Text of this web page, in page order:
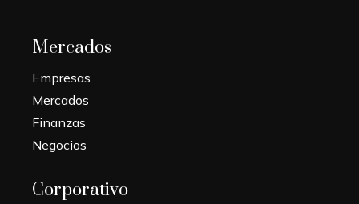
Mercados
Empresas
Mercados
Finanzas
Negocios
Corporativo